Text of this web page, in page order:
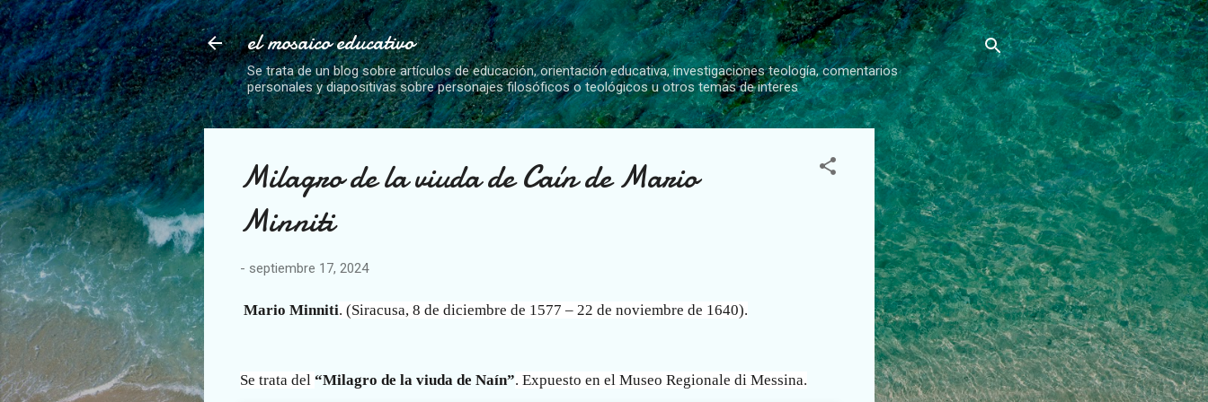
Ir al contenido principal
el mosaico educativo
Se trata de un blog sobre artículos de educación, orientación educativa, investigaciones teología, comentarios
personales y diapositivas sobre personajes filosóficos o teológicos u otros temas de interes
Milagro de la viuda de Caín de Mario
Minniti
- septiembre 17, 2024
Mario Minniti. (Siracusa, 8 de diciembre de 1577 – 22 de noviembre de 1640).
Se trata del “Milagro de la viuda de Naín”. Expuesto en el Museo Regionale di Messina.